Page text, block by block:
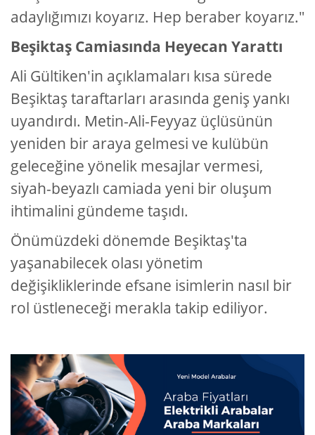
adaylığımızı koyarız. Hep beraber koyarız."
Beşiktaş Camiasında Heyecan Yarattı
Ali Gültiken'in açıklamaları kısa sürede
Beşiktaş taraftarları arasında geniş yankı
uyandırdı. Metin-Ali-Feyyaz üçlüsünün
yeniden bir araya gelmesi ve kulübün
geleceğine yönelik mesajlar vermesi,
siyah-beyazlı camiada yeni bir oluşum
ihtimalini gündeme taşıdı.
Önümüzdeki dönemde Beşiktaş'ta
yaşanabilecek olası yönetim
değişikliklerinde efsane isimlerin nasıl bir
rol üstleneceği merakla takip ediliyor.